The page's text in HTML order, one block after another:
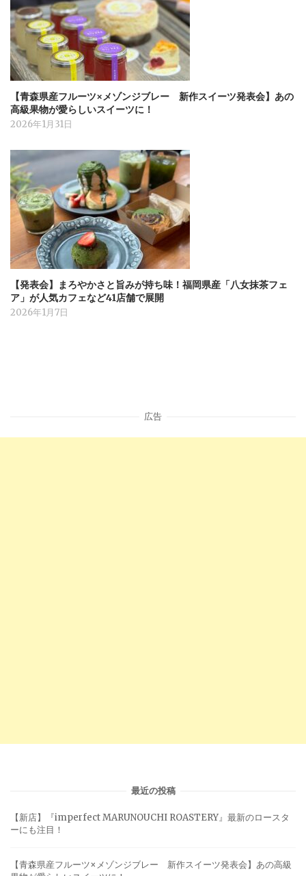
【青森県産フルーツ×メゾンジブレー 新作スイーツ発表会】あの
高級果物が愛らしいスイーツに！
2026年1月31日
【発表会】まろやかさと旨みが持ち味！福岡県産「八女抹茶フェ
ア」が人気カフェなど41店舗で展開
2026年1月7日
広告
最近の投稿
【新店】『imperfect MARUNOUCHI ROASTERY』最新のロースタ
ーにも注目！
【青森県産フルーツ×メゾンジブレー 新作スイーツ発表会】あの高級